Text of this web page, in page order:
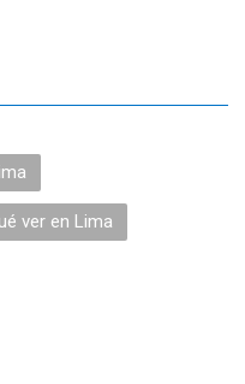
ver en Lima